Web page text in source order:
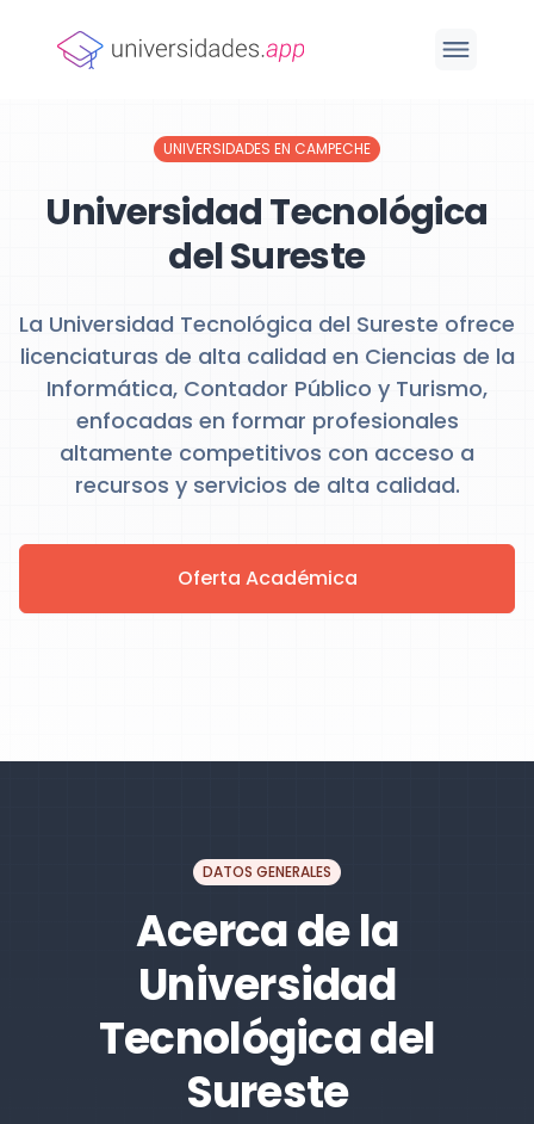
UNIVERSIDADES EN CAMPECHE
Universidad Tecnológica
del Sureste
La Universidad Tecnológica del Sureste ofrece
licenciaturas de alta calidad en Ciencias de la
Informática, Contador Público y Turismo,
enfocadas en formar profesionales
altamente competitivos con acceso a
recursos y servicios de alta calidad.
Oferta Académica
DATOS GENERALES
Acerca de la
Universidad
Tecnológica del
Sureste